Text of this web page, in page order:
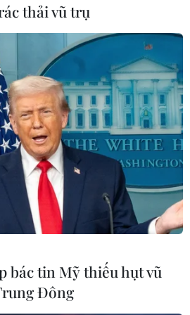
(TTXVN/Vietnam+)
giao thông
thải vũ trụ
bác tin Mỹ thiếu hụt vũ
Đông